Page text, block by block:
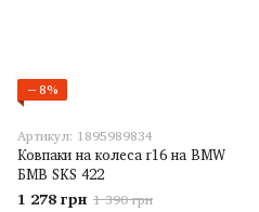
−8%
Артикул: 1895989834
Ковпаки на колеса r16 на BMW
БМВ SKS 422
1 278 грн 1 390 грн